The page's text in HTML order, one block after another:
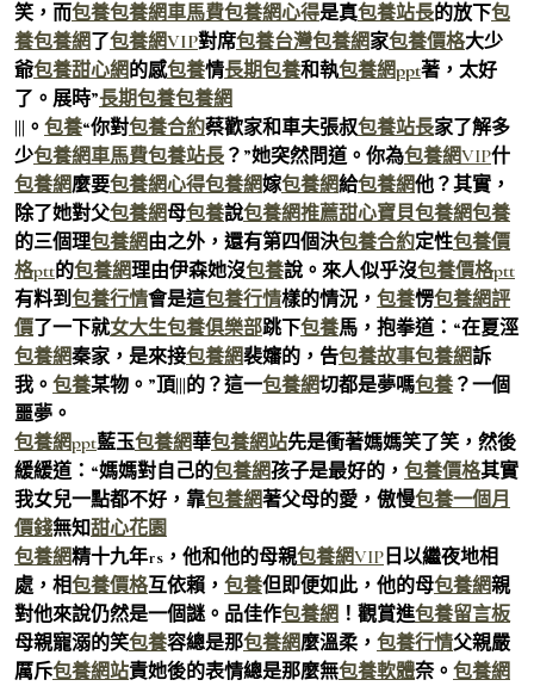
笑，而包養包養網車馬費包養網心得是真包養站長的放下包
養包養網了包養網VIP對席包養台灣包養網家包養價格大少
爺包養甜心網的感包養情長期包養和執包養網ppt著，太好
了。 展時”長期包養包養網
|||。 包養“你對包養合約蔡歡家和車夫張叔包養站長家了解多
少包養網車馬費包養站長 ？”她突然問道。你為包養網VIP什
包養網麼要包養網心得包養網嫁包養網給包養網他？其實，
除了她對父包養網母包養說包養網推薦甜心寶貝包養網包養
的三個理包養網由之外，還有第四個決包養合約定性包養價
格ptt的包養網理由伊森她沒包養說。來人似乎沒包養價格ptt
有料到包養行情會是這包養行情樣的情況， 包養愣包養網評
價了一下就女大生包養俱樂部跳下包養馬，抱拳道：“在夏涇
包養網秦家，是來接包養網裴嬸的，告包養故事包養網訴
我。 包養某物。”頂|||的？這一包養網切都是夢嗎包養 ？一個
噩夢。
包養網ppt藍玉包養網華包養網站先是衝著媽媽笑了笑，然後
緩緩道：“媽媽對自己的包養網孩子是最好的， 包養價格其實
我女兒一點都不好，靠包養網著父母的愛，傲慢包養一個月
價錢無知甜心花園
包養網精十九年rs，他和他的母親包養網VIP 日以繼夜地相
處，相包養價格互依賴， 包養但即便如此，他的母包養網親
對他來說仍然是一個謎。品佳作包養網 ！觀賞進包養留言板
母親寵溺的笑包養容總是那包養網麼溫柔， 包養行情父親嚴
厲斥包養網站責她後的表情總是那麼無包養軟體奈。 包養網